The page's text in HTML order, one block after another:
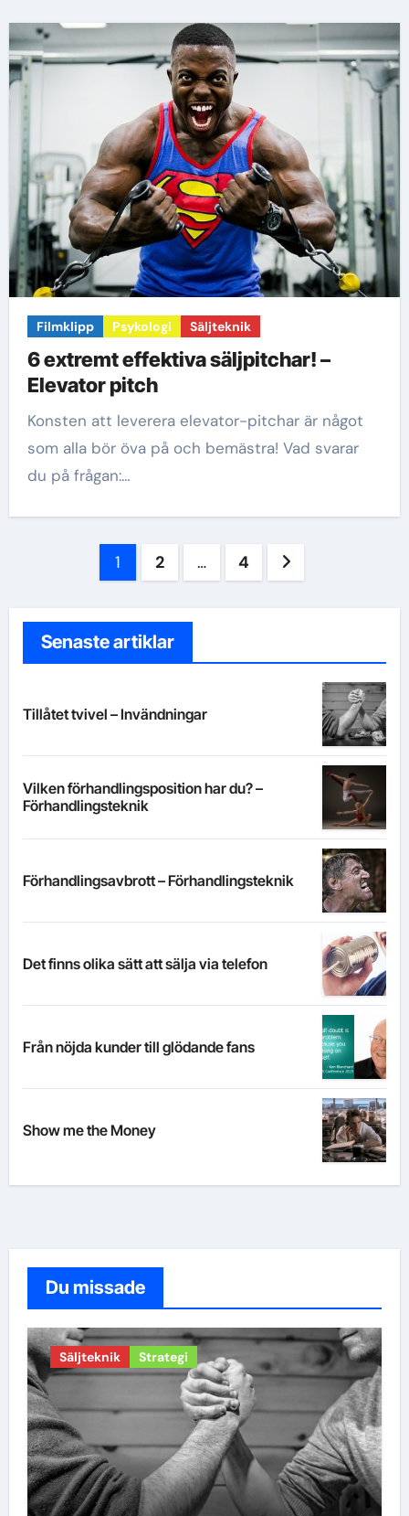
Filmklipp Psykologi Säljteknik
6 extremt effektiva säljpitchar! –
Elevator pitch
Konsten att leverera elevator-pitchar är något
som alla bör öva på och bemästra! Vad svarar
du på frågan:…
Inläggsnavigering
1 2 … 4
Senaste artiklar
Tillåtet tvivel – Invändningar
Vilken förhandlingsposition har du? –
Förhandlingsteknik
Förhandlingsavbrott – Förhandlingsteknik
Det finns olika sätt att sälja via telefon
Från nöjda kunder till glödande fans
Show me the Money
Du missade
Säljteknik Strategi